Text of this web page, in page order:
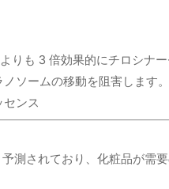
りも 3 倍効果的にチロシナー
ソームの移動を阻害します。
ンス
測されており、化粧品が需